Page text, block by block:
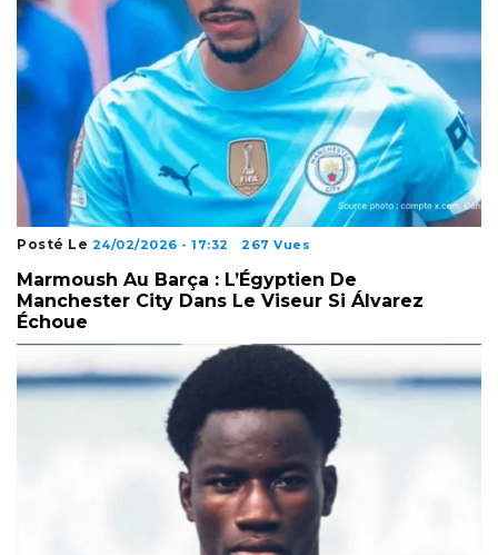
Posté Le 24/02/2026 - 17:32 267 Vues
Marmoush Au Barça : L’Égyptien De
Manchester City Dans Le Viseur Si Álvarez
Échoue